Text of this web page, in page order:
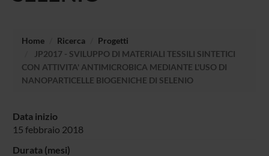
Home Ricerca
Progetti
JP2017 - SVILUPPO DI MATERIALI TESSILI SINTETICI
CON ATTIVITA' ANTIMICROBICA MEDIANTE L'USO DI
NANOPARTICELLE BIOGENICHE DI SELENIO
Data inizio
15 febbraio 2018
Durata (mesi)